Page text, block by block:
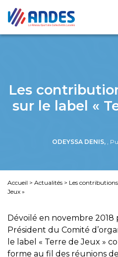
Les
sur le label «
ODEYSSA DENIS, ,
Accueil > Actualités > Les contributions
Jeux »
Dévoilé en novembre 2018
Président du Comité
le label « Terre de Jeux »
forme au fil des réunions